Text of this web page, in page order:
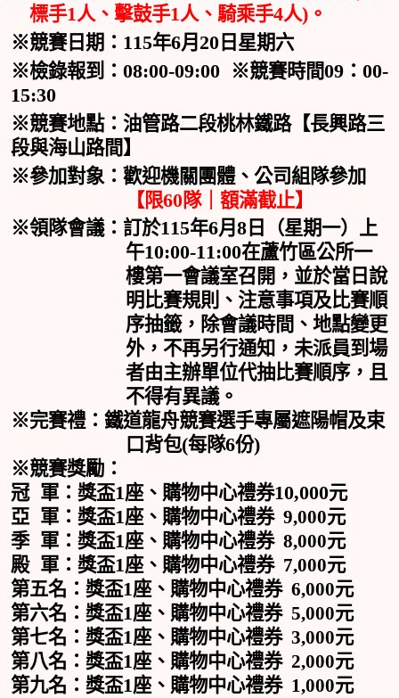
標手1人、擊鼓手1人、騎乘手4人) 。
※競賽日期： 115年6月 20 日星期六
※檢錄報到： 08:00-09:00 ※競賽時間09 ： 00-
15:30
※競賽地點：油管路二段桃林鐵路【長興路三
段與海山路間】
※參加對象：歡迎機關團體、公司組隊參加
【 限60隊｜額滿截止】
※領隊會議：訂於115年6月 8 日（星期一）上
午10:00-11:00在蘆竹區公所一
樓第一會議室召開，並於當日說
明比賽規則、注意事項及比賽順
序抽籤，除會議時間、地點變更
外，不再另行通知，未派員到場
者由主辦單位代抽比賽順序，且
不得有異議。
※完賽禮：鐵道龍舟競賽選手專屬遮陽帽及束
口背包(每隊6份)
※競賽獎勵：
冠 軍：獎盃1座、購物中心禮券10,000元
亞 軍：獎盃1座、購物中心禮券 9,000元
季 軍：獎盃1座、購物中心禮券 8,000元
殿 軍：獎盃1座、購物中心禮券 7,000元
第五名：獎盃1座、購物中心禮券 6,000元
第六名：獎盃1座、購物中心禮券 5,000元
第七名：獎盃1座、購物中心禮券 3,000元
第八名：獎盃1座、購物中心禮券 2,000元
第九名：獎盃1座、購物中心禮券 1,000元